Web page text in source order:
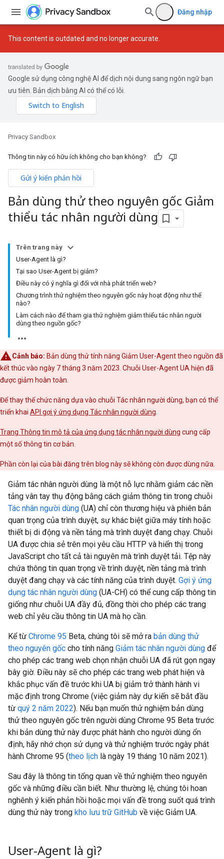
Đăng nhập
This content is outdated and no longer accurate.
Google sử dụng công nghệ AI để dịch nội dung sang ngôn ngữ bạn
ưu tiên. Bản dịch bằng AI có thể có lỗi.
Privacy Sandbox
Thông tin này có hữu ích không cho bạn không?
Gửi ý kiến phản hồi
Bản dùng thử theo nguyên gốc Giảm
thiểu tác nhân người dùng
Trên trang này
User-Agent là gì?
Tại sao User-Agent bị giảm?
Điều này có ý nghĩa gì đối với nhà phát triển web?
Chương trình thử nghiệm theo nguyên gốc này hoạt động như thế
nào?
Làm cách nào để tham gia thử nghiệm giảm thiểu tác nhân người
dùng theo nguồn gốc?
Cảnh báo: Bản dùng thử tính năng Giảm User-Agent theo nguồn đã
kết thúc vào ngày 7 tháng 3 năm 2023. Chuỗi User-Agent UA hiện đã
được giảm hoàn toàn.
Để thay thế chức năng dựa vào chuỗi Tác nhân người dùng, bạn có thể
triển khai API gợi ý ứng dụng Tác nhân người dùng
Trang Thông tin mô tả của ứng dụng tác nhân người dùng cung cấp
một số thông tin cơ bản.
Phần còn lại của bài đăng trên blog này sẽ không còn được dùng nữa.
Giảm tác nhân người dùng là một nỗ lực nhằm giảm các nền
tảng vân tay thụ động bằng cách giảm thông tin trong chuỗi
Tác nhân người dùng (UA) chỉ còn thương hiệu và phiên bản
quan trọng của trình duyệt, sự khác biệt giữa máy tính hoặc
thiết bị di động và nền tảng mà trình duyệt đang chạy. Chuỗi
UA được chia sẻ trên mọi yêu cầu HTTP và hiển thị trong
JavaScript cho tất cả tài nguyên mà trình duyệt tải. Tệp này
chứa thông tin quan trọng về trình duyệt, nền tảng mà trình
duyệt đang chạy và các tính năng của trình duyệt. Gợi ý ứng
dụng tác nhân người dùng (UA-CH) có thể cung cấp thông tin
giống như chuỗi UA đầy đủ, đồng thời cho phép các trang
web chỉ yêu cầu thông tin UA mà họ cần.
Kể từ Chrome 95 Beta, chúng tôi sẽ mở ra bản dùng thử
theo nguyên gốc cho tính năng Giảm tác nhân người dùng để
cho phép các trang web chọn nhận chuỗi UA đã rút gọn ngay
bây giờ. Điều này sẽ cho phép các trang web phát hiện và
khắc phục vấn đề trước khi UA bị giảm trở thành hành vi
mặc định trong Chrome (việc giảm này dự kiến sẽ bắt đầu
từ quý 2 năm 2022). Nếu bạn muốn thử nghiệm bản dùng
thử theo nguyên gốc trên người dùng Chrome 95 Beta trước
khi bản dùng thử này được phát hành cho người dùng ổn
định, hãy nhớ chọn sử dụng và thử nghiệm trước ngày phát
hành Chrome 95 (theo lịch là ngày 19 tháng 10 năm 2021).
Sau đây là thông tin tổng quan về thử nghiệm theo nguyên
gốc và những điều cần biết. Như thường lệ, chúng tôi hoan
nghênh ý kiến phản hồi hoặc mọi vấn đề trong suốt quá trình
dùng thử này trong kho lưu trữ GitHub về việc Giảm UA.
User-Agent là gì?